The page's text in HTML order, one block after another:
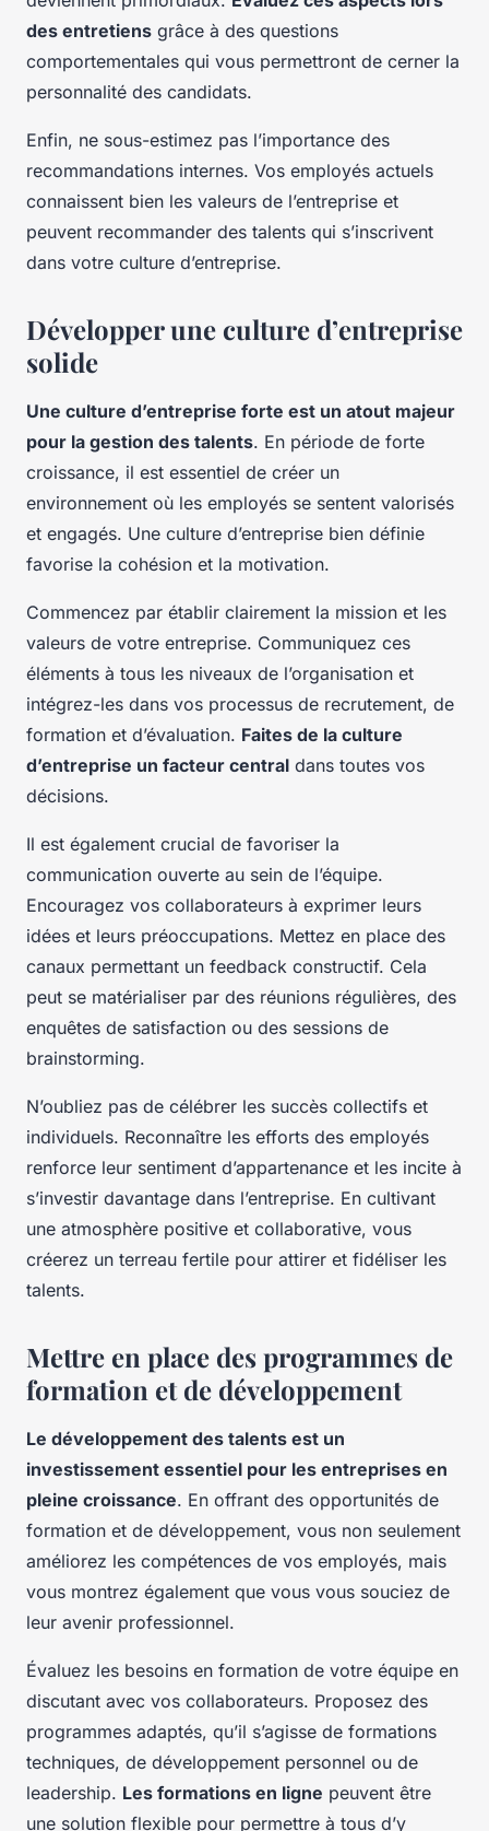
des entretiens grâce à des questions
comportementales qui vous permettront de cerner la
personnalité des candidats.
Enfin, ne sous-estimez pas l’importance des
recommandations internes. Vos employés actuels
connaissent bien les valeurs de l’entreprise et
peuvent recommander des talents qui s’inscrivent
dans votre culture d’entreprise.
Développer une culture d’entreprise
solide
Une culture d’entreprise forte est un atout majeur
pour la gestion des talents. En période de forte
croissance, il est essentiel de créer un
environnement où les employés se sentent valorisés
et engagés. Une culture d’entreprise bien définie
favorise la cohésion et la motivation.
Commencez par établir clairement la mission et les
valeurs de votre entreprise. Communiquez ces
éléments à tous les niveaux de l’organisation et
intégrez-les dans vos processus de recrutement, de
formation et d’évaluation. Faites de la culture
d’entreprise un facteur central dans toutes vos
décisions.
Il est également crucial de favoriser la
communication ouverte au sein de l’équipe.
Encouragez vos collaborateurs à exprimer leurs
idées et leurs préoccupations. Mettez en place des
canaux permettant un feedback constructif. Cela
peut se matérialiser par des réunions régulières, des
enquêtes de satisfaction ou des sessions de
brainstorming.
N’oubliez pas de célébrer les succès collectifs et
individuels. Reconnaître les efforts des employés
renforce leur sentiment d’appartenance et les incite à
s’investir davantage dans l’entreprise. En cultivant
une atmosphère positive et collaborative, vous
créerez un terreau fertile pour attirer et fidéliser les
talents.
Mettre en place des programmes de
formation et de développement
Le développement des talents est un
investissement essentiel pour les entreprises en
pleine croissance. En offrant des opportunités de
formation et de développement, vous non seulement
améliorez les compétences de vos employés, mais
vous montrez également que vous vous souciez de
leur avenir professionnel.
Évaluez les besoins en formation de votre équipe en
discutant avec vos collaborateurs. Proposez des
programmes adaptés, qu’il s’agisse de formations
techniques, de développement personnel ou de
leadership. Les formations en ligne peuvent être
une solution flexible pour permettre à tous d’y